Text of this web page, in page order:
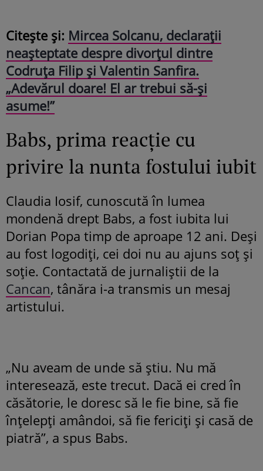
Citește și: Mircea Solcanu, declarații
neașteptate despre divorțul dintre
Codruța Filip și Valentin Sanfira.
„Adevărul doare! El ar trebui să-și
asume!”
Babs, prima reacție cu
privire la nunta fostului iubit
Claudia Iosif, cunoscută în lumea
mondenă drept Babs, a fost iubita lui
Dorian Popa timp de aproape 12 ani. Deși
au fost logodiți, cei doi nu au ajuns soț și
soție. Contactată de jurnaliștii de la
Cancan, tânăra i-a transmis un mesaj
artistului.
„Nu aveam de unde să știu. Nu mă
interesează, este trecut. Dacă ei cred în
căsătorie, le doresc să le fie bine, să fie
înțelepți amândoi, să fie fericiți și casă de
piatră”, a spus Babs.